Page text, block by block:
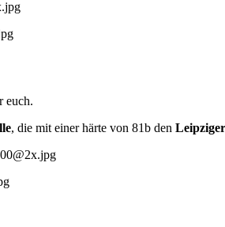
euch.
, die mit einer härte von 81b den Leipziger